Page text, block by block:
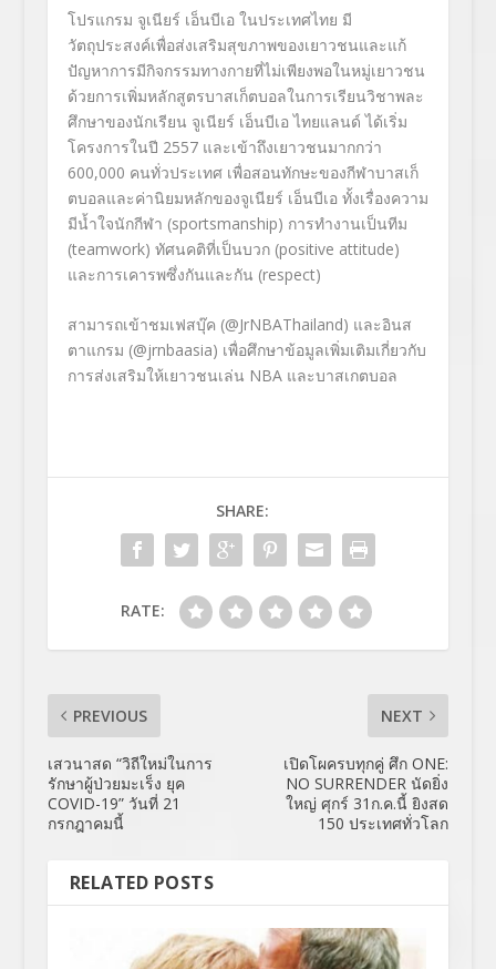
โปรแกรม จูเนียร์ เอ็นบีเอ ในประเทศไทย มี
วัตถุประสงค์เพื่อส่งเสริมสุขภาพของเยาวชนและแก้
ปัญหาการมีกิจกรรมทางกายที่ไม่เพียงพอในหมู่เยาวชน
ด้วยการเพิ่มหลักสูตรบาสเก็ตบอลในการเรียนวิชาพละ
ศึกษาของนักเรียน จูเนียร์ เอ็นบีเอ ไทยแลนด์ ได้เริ่ม
โครงการในปี 2557 และเข้าถึงเยาวชนมากกว่า
600,000 คนทั่วประเทศ เพื่อสอนทักษะของกีฬาบาสเก็
ตบอลและค่านิยมหลักของจูเนียร์ เอ็นบีเอ ทั้งเรื่องความ
มีน้ำใจนักกีฬา (sportsmanship) การทำงานเป็นทีม
(teamwork) ทัศนคติที่เป็นบวก (positive attitude)
และการเคารพซึ่งกันและกัน (respect)
สามารถเข้าชมเฟสบุ๊ค (@JrNBAThailand) และอินส
ตาแกรม (@jrnbaasia) เพื่อศึกษาข้อมูลเพิ่มเติมเกี่ยวกับ
การส่งเสริมให้เยาวชนเล่น NBA และบาสเกตบอล
SHARE:
RATE:
PREVIOUS
เสวนาสด “วิถีใหม่ในการ
รักษาผู้ป่วยมะเร็ง ยุค
COVID-19” วันที่ 21
กรกฎาคมนี้
NEXT
เปิดโผครบทุกคู่ ศึก ONE:
NO SURRENDER นัดยิ่ง
ใหญ่ ศุกร์ 31ก.ค.นี้ ยิงสด
150 ประเทศทั่วโลก
RELATED POSTS